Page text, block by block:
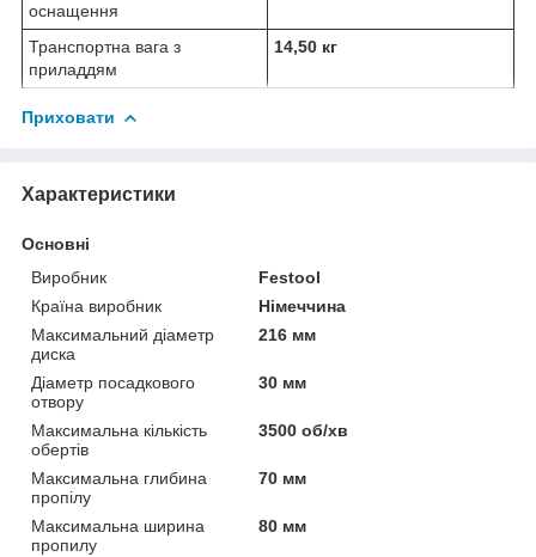
оснащення
Транспортна вага з
приладдям
14,50 кг
Приховати
Характеристики
Основні
Виробник
Festool
Країна виробник
Німеччина
Максимальний діаметр
диска
216 мм
Діаметр посадкового
отвору
30 мм
Максимальна кількість
обертів
3500 об/хв
Максимальна глибина
пропілу
70 мм
Максимальна ширина
пропилу
80 мм